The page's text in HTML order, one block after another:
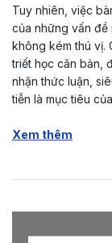
Tuy nhiên, việc
của những vấn đề
không kém thú vị.
triết học căn bản,
nhận thức luận,
tiễn là mục tiêu
Xem thêm